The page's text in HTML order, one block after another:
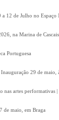
12 de Julho no
na Marina de Cascais
Portuguesa
Inauguração 29 de
nas artes
de maio, em Braga